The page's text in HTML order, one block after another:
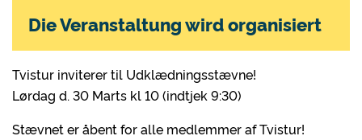
Tvistur inviterer til Udklædningsstævne!
Lørdag d. 30 Marts kl 10 (indtjek 9:30)
Stævnet er åbent for alle medlemmer af Tvistur!
Die Veranstaltung wird organisiert